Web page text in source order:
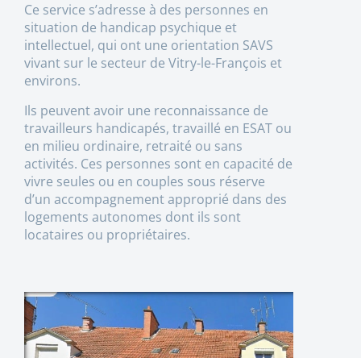
Ce service s’adresse à des personnes en
situation de handicap psychique et
intellectuel, qui ont une orientation SAVS
vivant sur le secteur de Vitry-le-François et
environs.
Ils peuvent avoir une reconnaissance de
travailleurs handicapés, travaillé en ESAT ou
en milieu ordinaire, retraité ou sans
activités. Ces personnes sont en capacité de
vivre seules ou en couples sous réserve
d’un accompagnement approprié dans des
logements autonomes dont ils sont
locataires ou propriétaires.